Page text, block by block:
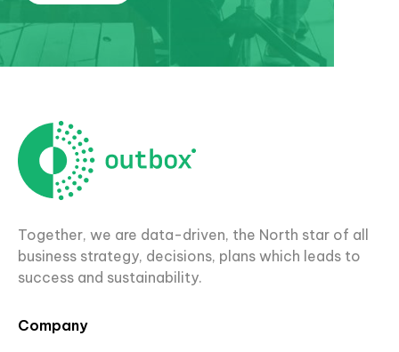
Together, we are data-driven, the North star of all
business strategy, decisions, plans which leads to
success and sustainability.
Company